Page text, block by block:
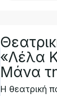
«Λέλα
Μάνα
Η θεατρική